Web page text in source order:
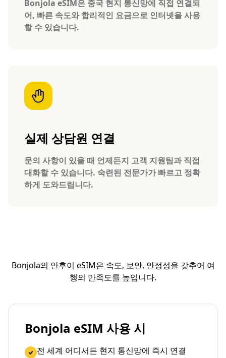
Bonjola eSIM은 중국 현지 통신망에 직접 연결되
어, 빠른 속도와 합리적인 요금으로 인터넷을 사용
할 수 있습니다.
실제 상담원 연결
문의 사항이 있을 때 언제든지 고객 지원팀과 직접
대화할 수 있습니다. 숙련된 전문가가 빠르고 정확
하게 도와드립니다.
Bonjola의 안후이 eSIM은 속도, 보안, 안정성을 갖추어 여
행의 만족도를 높입니다.
Bonjola eSIM 사용 시
전 세계 어디서든 현지 통신망에 즉시 연결